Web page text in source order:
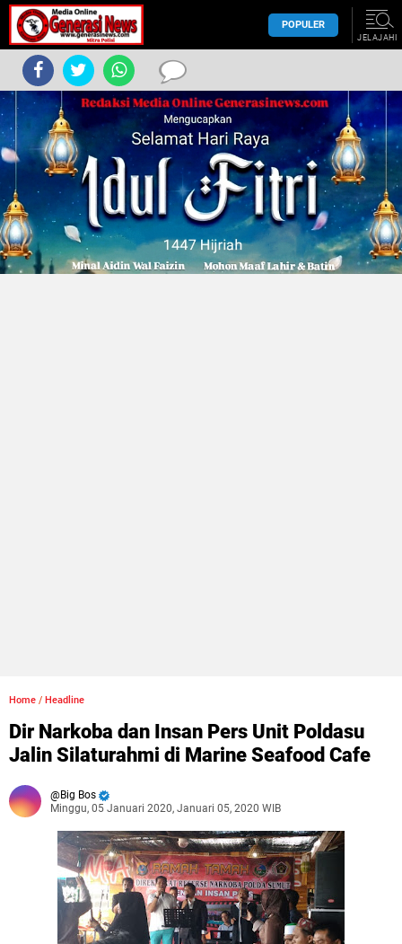
POPULER
JELAJAHI
Home / Headline
Dir Narkoba dan Insan Pers Unit Poldasu
Jalin Silaturahmi di Marine Seafood Cafe
Big Bos
Minggu, 05 Januari 2020, Januari 05, 2020 WIB